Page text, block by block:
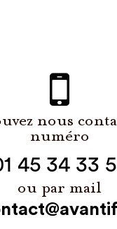
nous
numéro
45 34 33
ou par mail